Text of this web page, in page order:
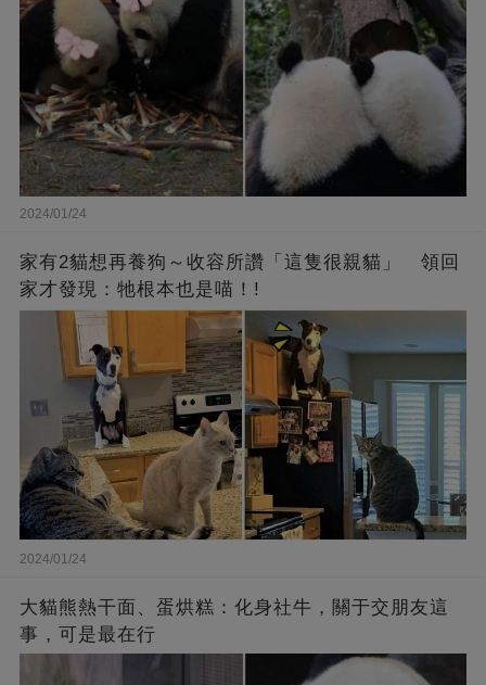
2024/01/24
家有2貓想再養狗～收容所讚「這隻很親貓」 領回
家才發現：牠根本也是喵！!
2024/01/24
大貓熊熱干面、蛋烘糕：化身社牛，關于交朋友這
事，可是最在行